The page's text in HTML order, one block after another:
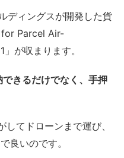
ディングスが開発した貨
for Parcel Air-
が収まります。
きるだけでなく、手押
てドローンまで運び、
良いのです。